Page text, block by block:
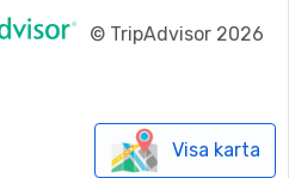
© TripAdvisor 2026
Visa karta